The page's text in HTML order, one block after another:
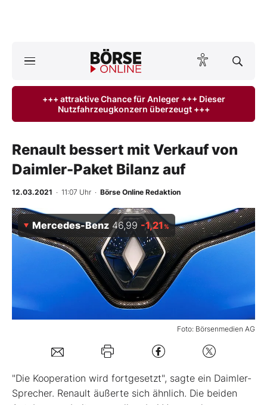
ktuelle Ausgabe BÖRSE ONLINE lesen
Finanz-Check
BO-Musterdepots
Mein B:O
+++ attraktive Chance für Anleger +++ Dieser
Nutzfahrzeugkonzern überzeugt +++
Renault bessert mit Verkauf von
Daimler-Paket Bilanz auf
12.03.2021 · 11:07 Uhr · Börse Online Redaktion
Foto: Börsenmedien AG
Mercedes-Benz 46,99 -1,21%
"Die Kooperation wird fortgesetzt", sagte ein Daimler-
Sprecher. Renault äußerte sich ähnlich. Die beiden